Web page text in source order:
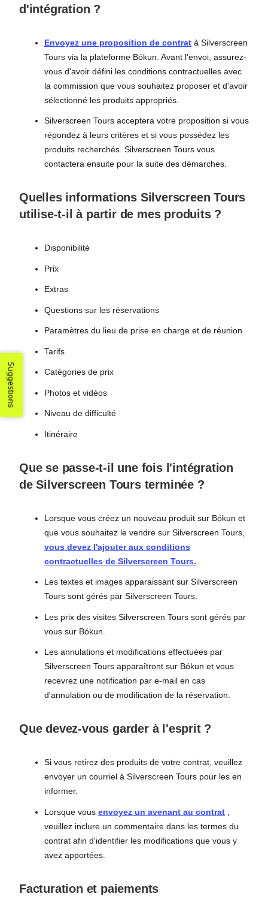
d'intégration ?
Envoyez une proposition de contrat à Silverscreen
Tours via la plateforme Bókun. Avant l'envoi, assurez-
vous d'avoir défini les conditions contractuelles avec
la commission que vous souhaitez proposer et d'avoir
sélectionné les produits appropriés.
Silverscreen Tours acceptera votre proposition si vous
répondez à leurs critères et si vous possédez les
produits recherchés. Silverscreen Tours vous
contactera ensuite pour la suite des démarches.
Quelles informations Silverscreen Tours
utilise-t-il à partir de mes produits ?
Disponibilité
Prix
Extras
Questions sur les réservations
Paramètres du lieu de prise en charge et de réunion
Tarifs
Catégories de prix
Photos et vidéos
Niveau de difficulté
Itinéraire
Que se passe-t-il une fois l'intégration
de Silverscreen Tours terminée ?
Lorsque vous créez un nouveau produit sur Bókun et
que vous souhaitez le vendre sur Silverscreen Tours,
vous devez l'ajouter aux conditions
contractuelles de Silverscreen Tours.
Les textes et images apparaissant sur Silverscreen
Tours sont gérés par Silverscreen Tours.
Les prix des visites Silverscreen Tours sont gérés par
vous sur Bókun.
Les annulations et modifications effectuées par
Silverscreen Tours apparaîtront sur Bókun et vous
recevrez une notification par e-mail en cas
d'annulation ou de modification de la réservation.
Que devez-vous garder à l'esprit ?
Si vous retirez des produits de votre contrat, veuillez
envoyer un courriel à Silverscreen Tours pour les en
informer.
Lorsque vous envoyez un avenant au contrat
veuillez inclure un commentaire dans les termes du
contrat afin d'identifier les modifications que vous y
avez apportées.
Facturation et paiements
Suggestions